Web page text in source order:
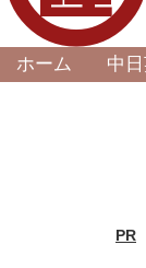
ホーム 中
PR